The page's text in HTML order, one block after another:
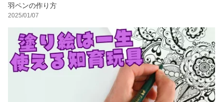
羽ペンの作り方
2025/01/07